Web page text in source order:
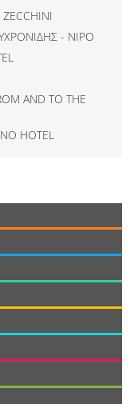
- NIPO
AND TO THE
HOTEL